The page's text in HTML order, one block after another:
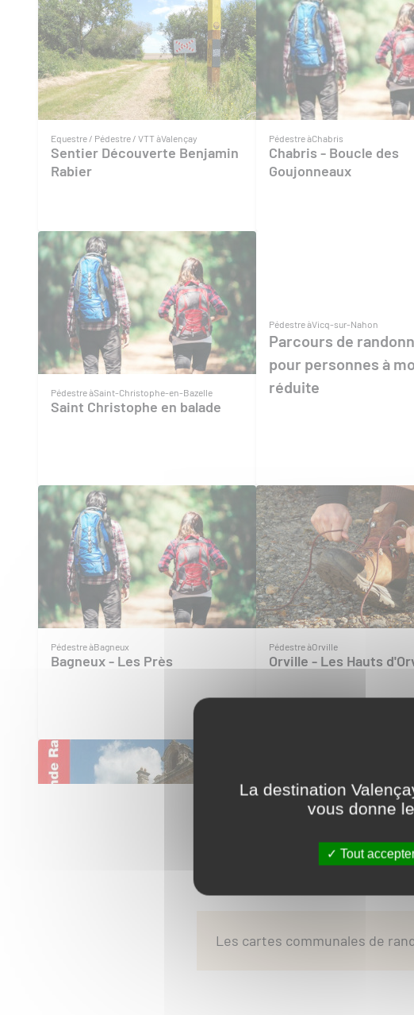
Equestre / Pédestre / VTT àValençay
Sentier Découverte Benjamin
Rabier
Pédestre àChabris
Chabris - Boucle des
Goujonneaux
Pédestre àSaint-Christophe-en-Bazelle
Saint Christophe en balade
Pédestre àVicq-sur-Nahon
Parcours de
pour personnes à
réduite
Pédestre àBagneux
Bagneux - Les Près
Pédestre àOrville
Orville - Les Hauts
de-Loire de gare en gare "DeLes cartes communales de
La destination
vous donne
Tout